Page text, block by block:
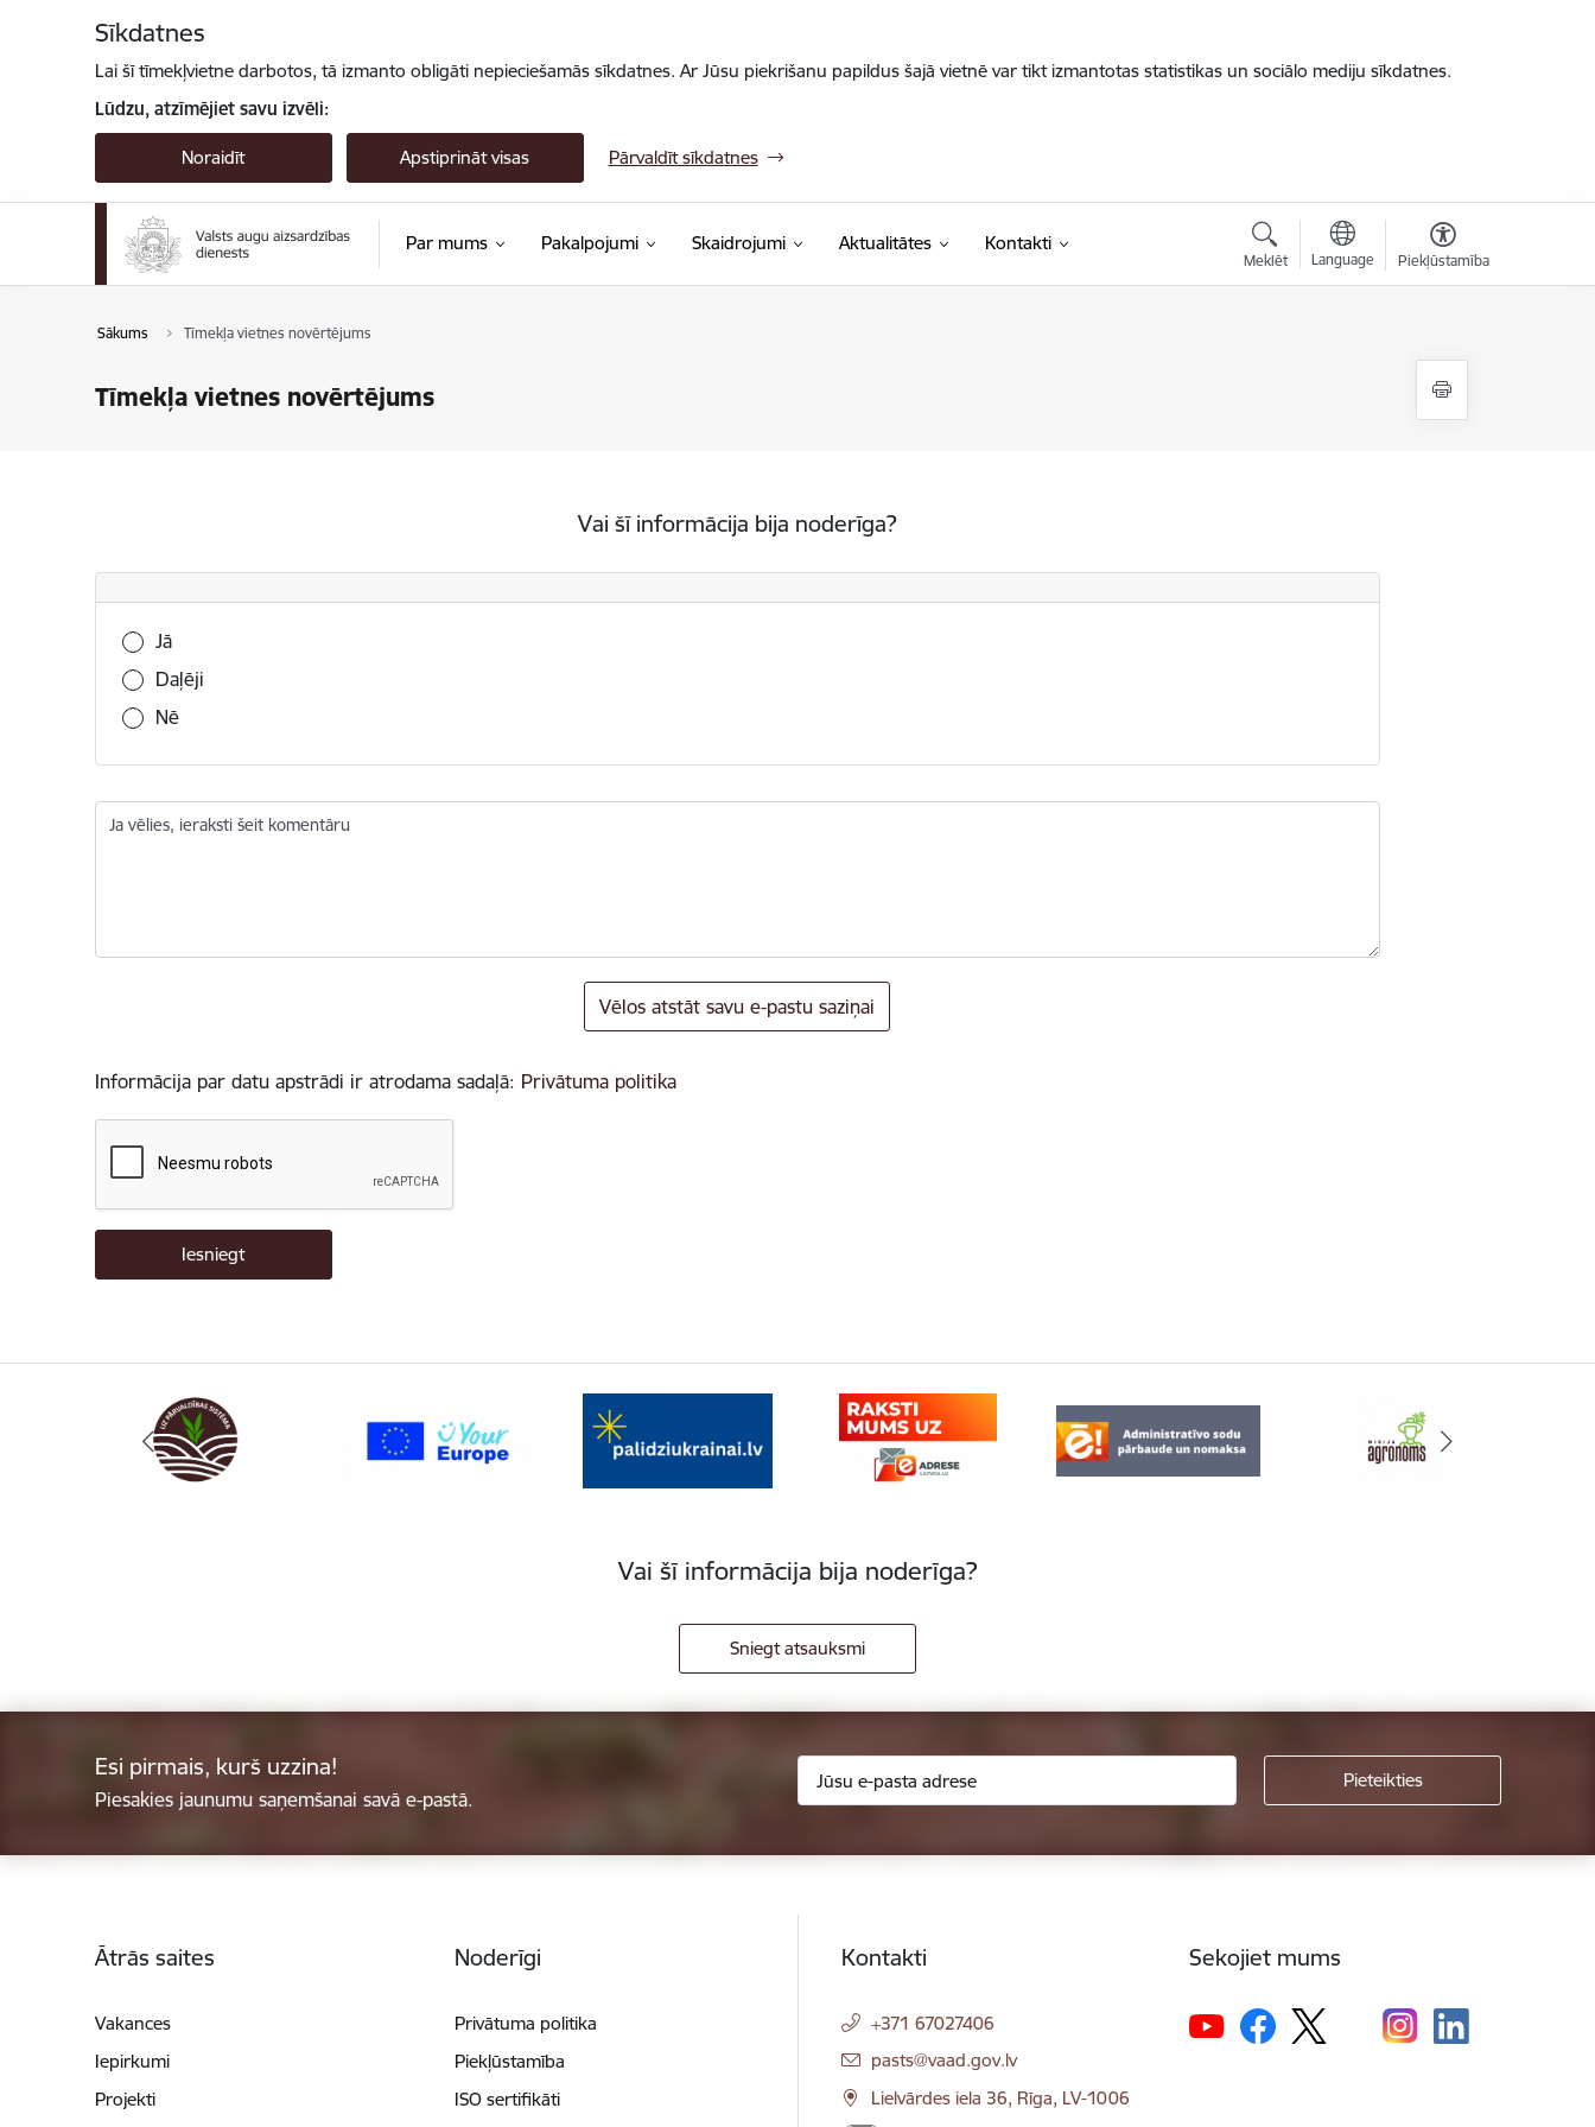
Sīkdatnes
Lai šī tīmekļvietne darbotos, tā izmanto obligāti nepieciešamās sīkdatnes. Ar Jūsu piekrišanu papildus šajā vietnē var tikt izmantotas statistikas un sociālo mediju sīkdatnes.
Lūdzu, atzīmējiet savu izvēli:
Noraidīt Apstiprināt visas Pārvaldīt sīkdatnes
Par mums Pakalpojumi Skaidrojumi Aktualitātes Kontakti
Meklēt Language Piekļūstamība
Sākums Tīmekļa vietnes novērtējums
Tīmekļa vietnes novērtējums
Vai šī informācija bija noderīga?
Vai šī informācija bija noderīga?
Jā
Daļēji
Nē
Ja vēlies, ieraksti šeit komentāru
Vēlos atstāt savu e-pastu saziņai
Informācija par datu apstrādi ir atrodama sadaļā: Privātuma politika
Vai šī informācija bija noderīga?
Sniegt atsauksmi
Esi pirmais, kurš uzzina!
Piesakies jaunumu saņemšanai savā e-pastā.
Ātrās saites
Vakances
Iepirkumi
Projekti
Noderīgi
Privātuma politika
Piekļūstamība
ISO sertifikāti
Kontakti
+371 67027406
E-pasts:
pasts@vaad.gov.lv
Lielvārdes iela 36, Rīga, LV-1006
Sekojiet mums